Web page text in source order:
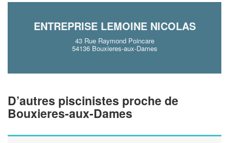
ENTREPRISE LEMOINE NICOLAS
43 Rue Raymond Poincare
54136 Bouxieres-aux-Dames
D’autres piscinistes proche de
Bouxieres-aux-Dames